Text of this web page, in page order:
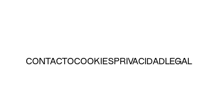
CONTACTOCOOKIESPRIVACIDADLEGAL